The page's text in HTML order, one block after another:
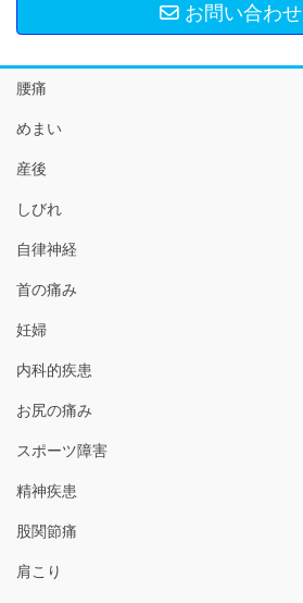
お問い合わせ
腰痛
めまい
産後
しびれ
自律神経
首の痛み
妊婦
内科的疾患
お尻の痛み
スポーツ障害
精神疾患
股関節痛
肩こり